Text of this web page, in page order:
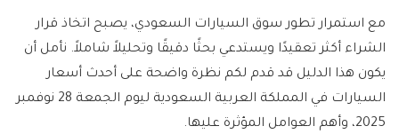
مع استمرار تطور سوق السيارات السعودي، يصبح اتخاذ قرار
الشراء أكثر تعقيدًا ويستدعي بحثًا دقيقًا وتحليلاً شاملاً. نأمل أن
يكون هذا الدليل قد قدم لكم نظرة واضحة على أحدث أسعار
السيارات في المملكة العربية السعودية ليوم الجمعة 28 نوفمبر
2025، وأهم العوامل المؤثرة عليها.